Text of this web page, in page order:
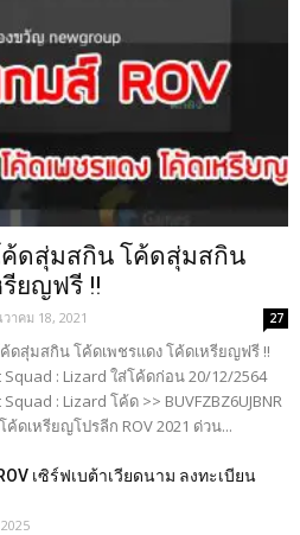
ค้ดสุ่มสกิน โค้ดสุ่มสกิน
ยญฟรี !!
าคม 18, 2021 27
ดสุ่มสกิน โค้ดเพชรแดง โค้ดเหรียญฟรี !!
: Lizard ใส่โค้ดก่อน 20/12/2564
: Lizard โค้ด >> BUVFZBZ6UJBNR
เหรียญโปรลีก ROV 2021 ด่วน...
เซิร์ฟเบต้าเวียดนาม ลงทะเบียน